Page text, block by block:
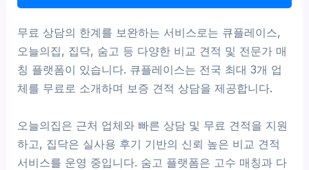
무료 상담의 한계를 보완하는 서비스로는 큐플레이스,
오늘의집, 집닥, 숨고 등 다양한 비교 견적 및 전문가 매
칭 플랫폼이 있습니다. 큐플레이스는 전국 최대 3개 업
체를 무료로 소개하며 보증 견적 상담을 제공합니다.
오늘의집은 근처 업체와 빠른 상담 및 무료 견적을 지원
하고, 집닥은 실사용 후기 기반의 신뢰 높은 비교 견적
서비스를 운영 중입니다. 숨고 플랫폼은 고수 매칭과 다